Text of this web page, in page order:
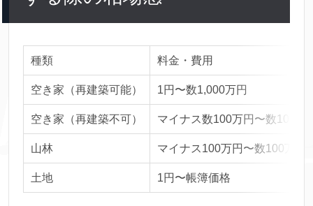
種類 料金・費用
空き家（再建築可能） 1円〜数1,000万円
空き家（再建築不可） マイナス数100万円〜数100万
山林 マイナス100万円〜数100万円
土地 1円〜帳簿価格